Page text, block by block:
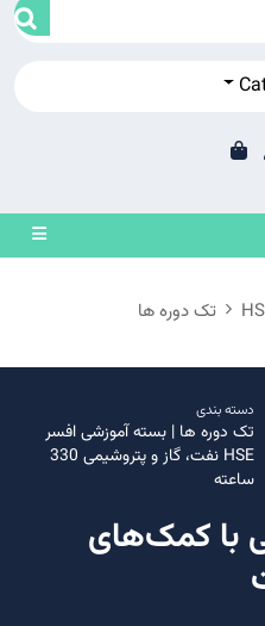
تک دوره ها
دسته بندی
تک دوره ها | بسته آموزشی افسر
HSE نفت، گاز و پتروشیمی 330
ساعته
با کمک‌های